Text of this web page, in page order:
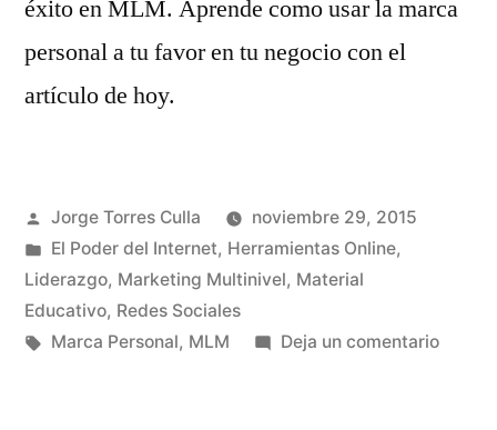
éxito en MLM. Aprende como usar la marca
personal a tu favor en tu negocio con el
artículo de hoy.
Publicado
por
Jorge Torres Culla
noviembre 29, 2015
Publicado
en
El Poder del Internet, Herramientas Online,
Liderazgo, Marketing Multinivel, Material
Educativo, Redes Sociales
Etiquetas:
Marca Personal, MLM Deja un comentarioen